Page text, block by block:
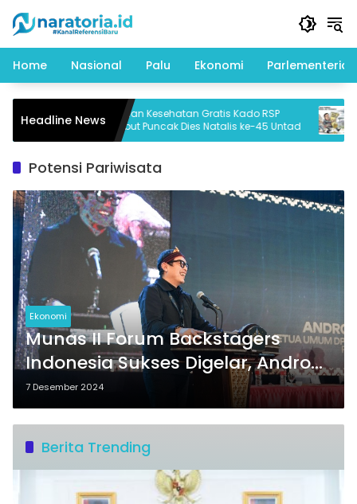
konten
Home
Nasional Palu Ekonomi Parlementeria
Headline NewsLayanan Kesehatan Gratis Kado RSP
Sambut Puncak Dies Natalis ke-45 Untad
Potensi Pariwisata
Ekonomi
Munas II Forum Backstagers
Indonesia Sukses Digelar, Andro
Rohmana Terpilih Menjadi Ketua
Umum
7 Desember 2024
Berita Trending